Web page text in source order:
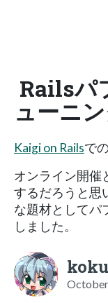
Railsパ
ューニ
Kaigi on Railsで
オンライン開催
するだろうと思
な題材としてパ
しました。